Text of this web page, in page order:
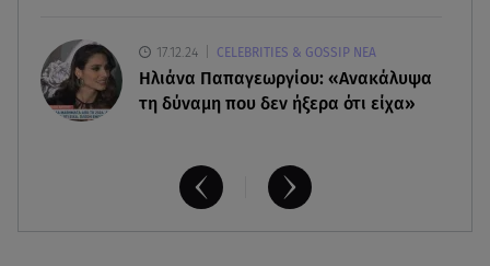
17.12.24 CELEBRITIES & GOSSIP ΝΕΑ
Ηλιάνα Παπαγεωργίου: «Ανακάλυψα
τη δύναμη που δεν ήξερα ότι είχα»